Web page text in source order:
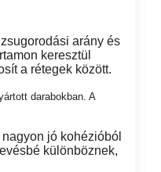
arány és
keresztül
a rétegek között.
darabokban. A
jó kohézióból
különböznek,